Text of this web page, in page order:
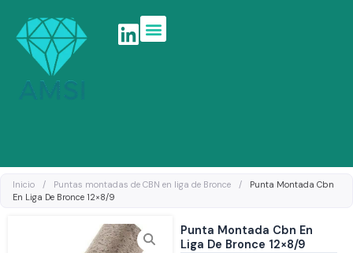
contenido
Inicio / Puntas montadas de CBN en liga de Bronce /
Punta Montada Cbn
En Liga De Bronce 12×8/9
Punta Montada Cbn En
Liga De Bronce 12×8/9